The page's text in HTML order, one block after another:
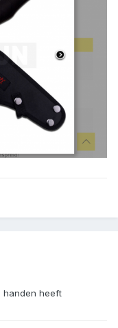
handen heeft